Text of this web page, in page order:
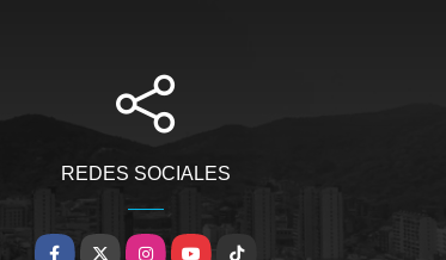
REDES SOCIALES
Facebook
X InstagramYouTubeTikTok